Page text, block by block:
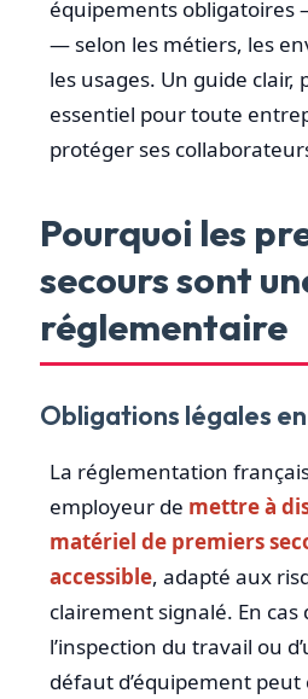
équipements obligatoires
— selon les métiers, les
les usages. Un guide clair,
essentiel pour toute
protéger ses
Pourquoi les
secours sont
réglementaire
Obligations légales
La réglementation
employeur de mettre à
matériel de premiers
accessible, adapté aux
clairement signalé. En cas
l’inspection du travail ou
défaut d’équipement peut